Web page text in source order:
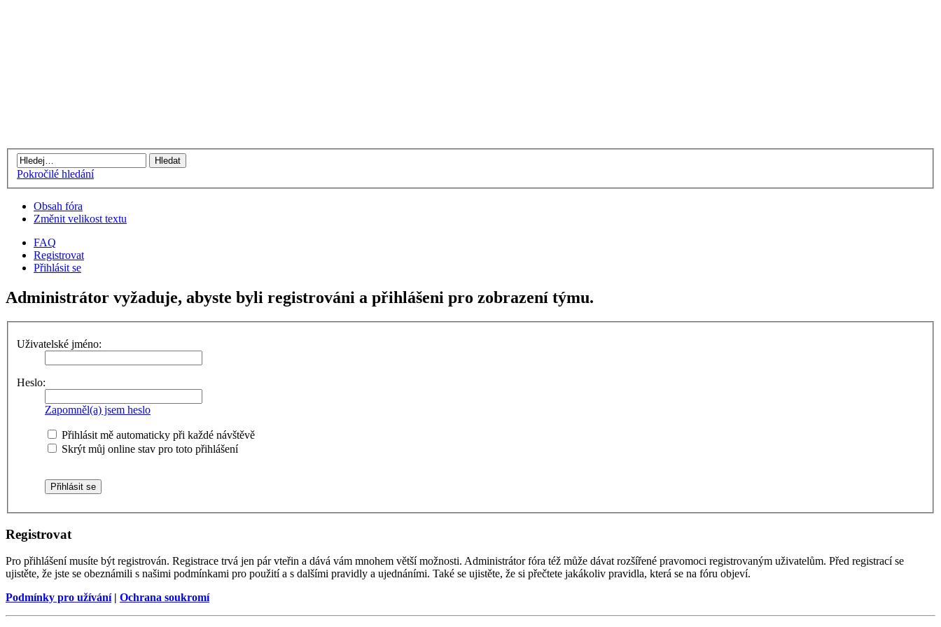
Pokročilé hledání
Obsah fóra
Změnit velikost textu
FAQ
Registrovat
Přihlásit se
Administrátor vyžaduje, abyste byli registrováni a přihlášeni pro zobrazení týmu.
Uživatelské jméno:
Heslo:
Zapomněl(a) jsem heslo
Přihlásit mě automaticky při každé návštěvě
Skrýt můj online stav pro toto přihlášení
Registrovat
Pro přihlášení musíte být registrován. Registrace trvá jen pár vteřin a dává vám mnohem větší možnosti. Administrátor fóra též může dávat rozšířené pravomoci registrovaným uživatelům. Před registrací se
ujistěte, že jste se obeznámili s našimi podmínkami pro použití a s dalšími pravidly a ujednáními. Také se ujistěte, že si přečtete jakákoliv pravidla, která se na fóru objeví.
Podmínky pro užívání| Ochrana soukromí